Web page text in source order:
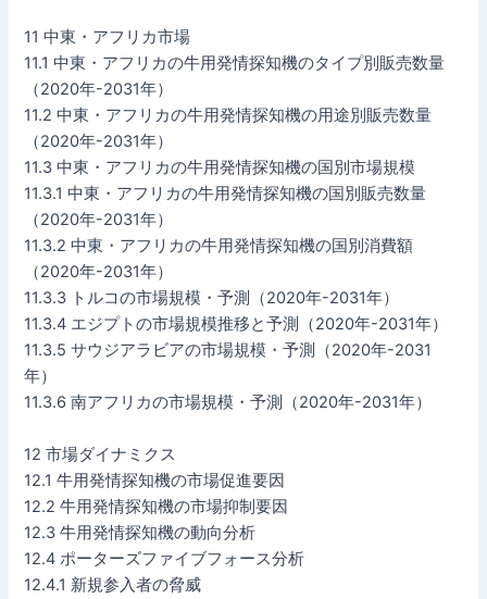
11 中東・アフリカ市場
11.1 中東・アフリカの牛用発情探知機のタイプ別販売数量
（2020年-2031年）
11.2 中東・アフリカの牛用発情探知機の用途別販売数量
（2020年-2031年）
11.3 中東・アフリカの牛用発情探知機の国別市場規模
11.3.1 中東・アフリカの牛用発情探知機の国別販売数量
（2020年-2031年）
11.3.2 中東・アフリカの牛用発情探知機の国別消費額
（2020年-2031年）
11.3.3 トルコの市場規模・予測（2020年-2031年）
11.3.4 エジプトの市場規模推移と予測（2020年-2031年）
11.3.5 サウジアラビアの市場規模・予測（2020年-2031
年）
11.3.6 南アフリカの市場規模・予測（2020年-2031年）
12 市場ダイナミクス
12.1 牛用発情探知機の市場促進要因
12.2 牛用発情探知機の市場抑制要因
12.3 牛用発情探知機の動向分析
12.4 ポーターズファイブフォース分析
12.4.1 新規参入者の脅威